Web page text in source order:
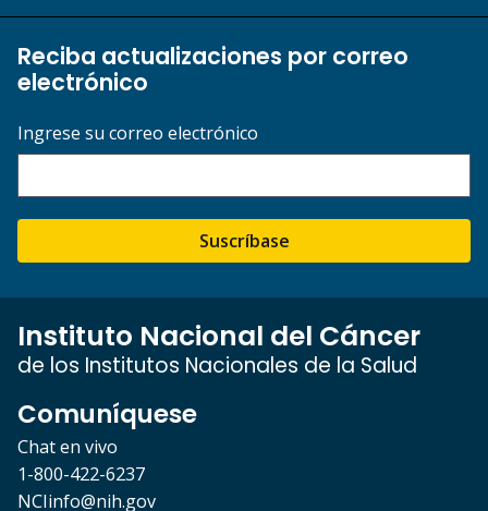
Reciba actualizaciones por correo
electrónico
Ingrese su correo electrónico
Suscríbase
Instituto Nacional del Cáncer
de los Institutos Nacionales de la Salud
Comuníquese
Chat en vivo
1-800-422-6237
NCIinfo@nih.gov